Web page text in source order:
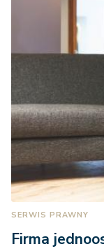
SERWIS PRAWNY
Firma